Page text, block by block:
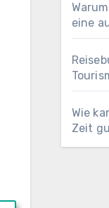
eine
Wie
Zeit